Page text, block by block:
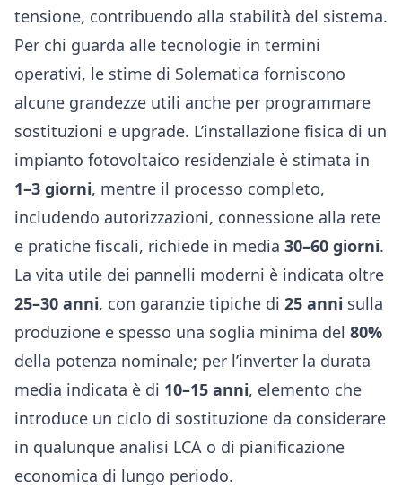
tensione, contribuendo alla stabilità del sistema.
Per chi guarda alle tecnologie in termini
operativi, le stime di Solematica forniscono
alcune grandezze utili anche per programmare
sostituzioni e upgrade. L’installazione fisica di un
impianto fotovoltaico residenziale è stimata in
1–3 giorni, mentre il processo completo,
includendo autorizzazioni, connessione alla rete
e pratiche fiscali, richiede in media 30–60 giorni.
La vita utile dei pannelli moderni è indicata oltre
25–30 anni, con garanzie tipiche di 25 anni sulla
produzione e spesso una soglia minima del 80%
della potenza nominale; per l’inverter la durata
media indicata è di 10–15 anni, elemento che
introduce un ciclo di sostituzione da considerare
in qualunque analisi LCA o di pianificazione
economica di lungo periodo.